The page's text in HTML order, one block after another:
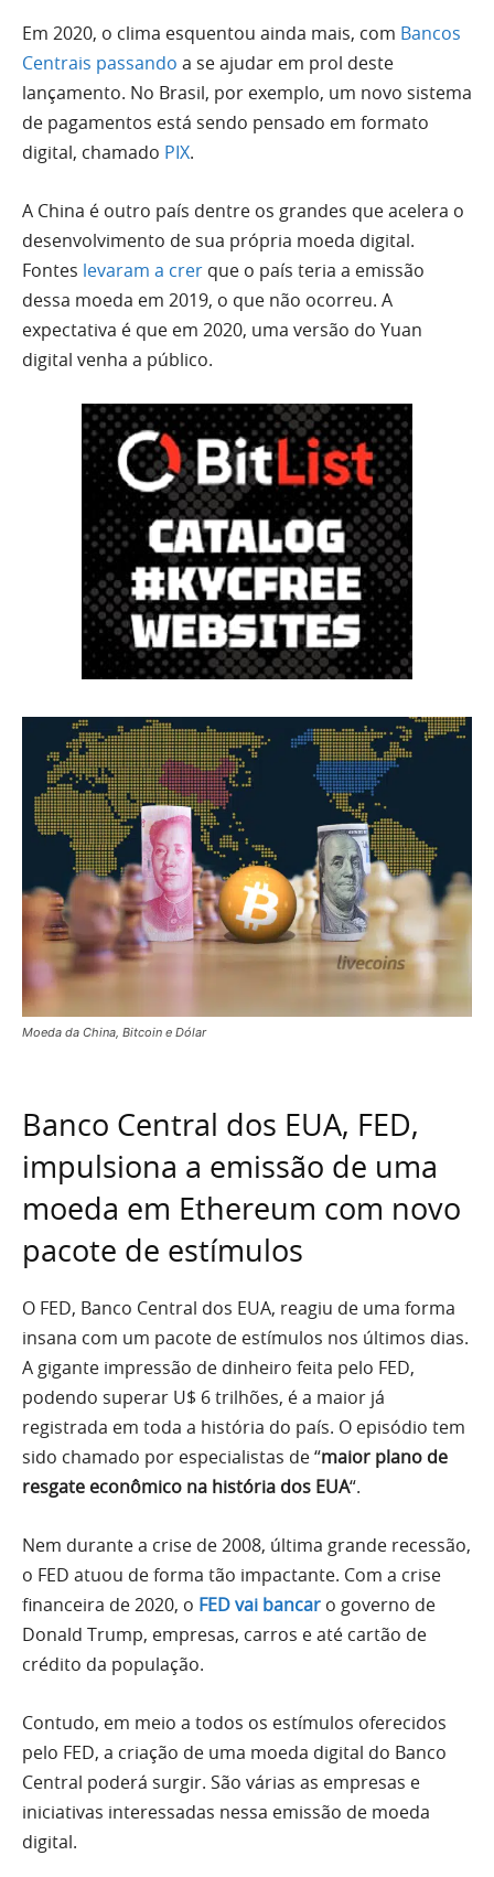
Em 2020, o clima esquentou ainda mais, com Bancos
Centrais passando a se ajudar em prol deste
lançamento. No Brasil, por exemplo, um novo sistema
de pagamentos está sendo pensado em formato
digital, chamado PIX.
A China é outro país dentre os grandes que acelera o
desenvolvimento de sua própria moeda digital.
Fontes levaram a crer que o país teria a emissão
dessa moeda em 2019, o que não ocorreu. A
expectativa é que em 2020, uma versão do Yuan
digital venha a público.
Moeda da China, Bitcoin e Dólar
Banco Central dos EUA, FED,
impulsiona a emissão de uma
moeda em Ethereum com novo
pacote de estímulos
O FED, Banco Central dos EUA, reagiu de uma forma
insana com um pacote de estímulos nos últimos dias.
A gigante impressão de dinheiro feita pelo FED,
podendo superar U$ 6 trilhões, é a maior já
registrada em toda a história do país. O episódio tem
sido chamado por especialistas de “maior plano de
resgate econômico na história dos EUA“.
Nem durante a crise de 2008, última grande recessão,
o FED atuou de forma tão impactante. Com a crise
financeira de 2020, o FED vai bancar o governo de
Donald Trump, empresas, carros e até cartão de
crédito da população.
Contudo, em meio a todos os estímulos oferecidos
pelo FED, a criação de uma moeda digital do Banco
Central poderá surgir. São várias as empresas e
iniciativas interessadas nessa emissão de moeda
digital.